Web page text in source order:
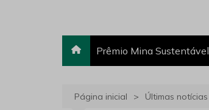
Prêmio Mina
Página inicial Últimas notícias